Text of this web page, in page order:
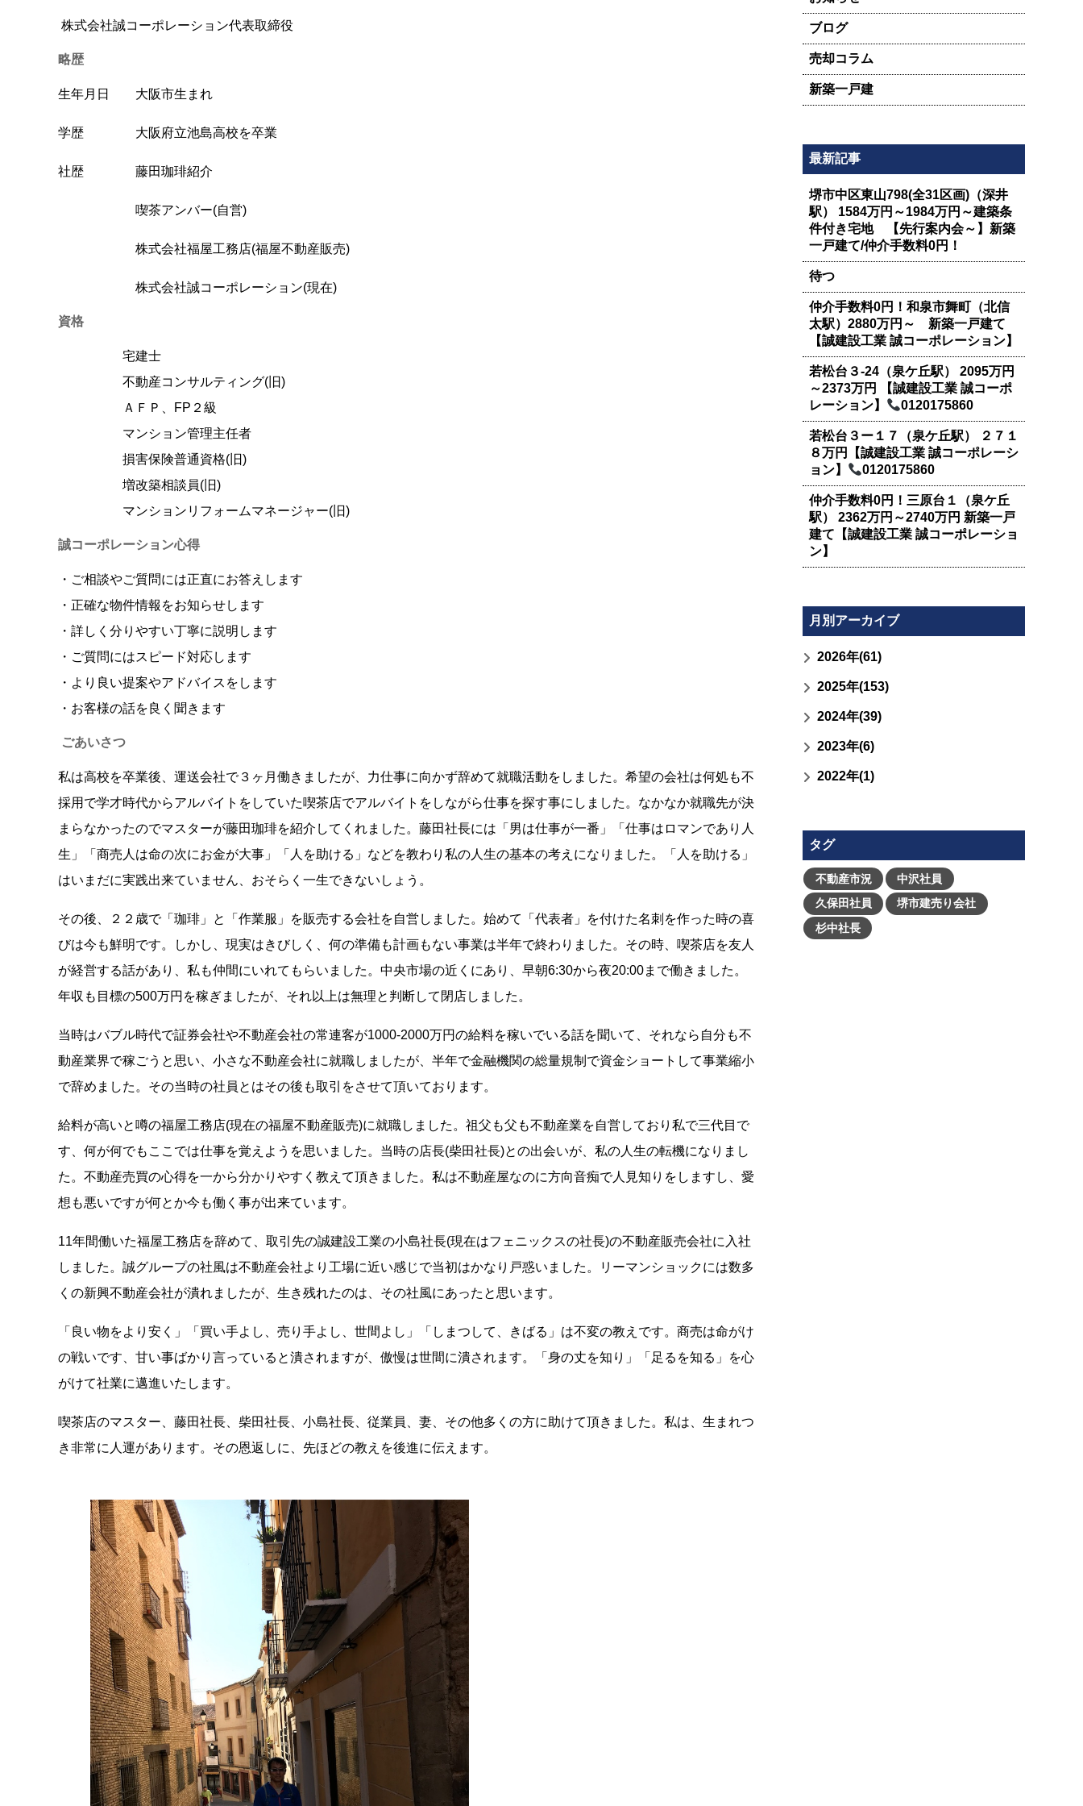
株式会社誠コーポレーション代表取締役
略歴
生年月日 大阪市生まれ
学歴 大阪府立池島高校を卒業
社歴 藤田珈琲紹介
喫茶アンバー(自営)
株式会社福屋工務店(福屋不動産販売)
株式会社誠コーポレーション(現在)
資格
宅建士
不動産コンサルティング(旧)
ＡＦＰ、FP２級
マンション管理主任者
損害保険普通資格(旧)
増改築相談員(旧)
マンションリフォームマネージャー(旧)
誠コーポレーション心得
・ご相談やご質問には正直にお答えします
・正確な物件情報をお知らせします
・詳しく分りやすい丁寧に説明します
・ご質問にはスピード対応します
・より良い提案やアドバイスをします
・お客様の話を良く聞きます
ごあいさつ
私は高校を卒業後、運送会社で３ヶ月働きましたが、力仕事に向かず辞めて就職活動をしました。希望の会社は何処も不
採用で学才時代からアルバイトをしていた喫茶店でアルバイトをしながら仕事を探す事にしました。なかなか就職先が決
まらなかったのでマスターが藤田珈琲を紹介してくれました。藤田社長には「男は仕事が一番」「仕事はロマンであり人
生」「商売人は命の次にお金が大事」「人を助ける」などを教わり私の人生の基本の考えになりました。「人を助ける」
はいまだに実践出来ていません、おそらく一生できないしょう。
その後、２２歳で「珈琲」と「作業服」を販売する会社を自営しました。始めて「代表者」を付けた名刺を作った時の喜
びは今も鮮明です。しかし、現実はきびしく、何の準備も計画もない事業は半年で終わりました。その時、喫茶店を友人
が経営する話があり、私も仲間にいれてもらいました。中央市場の近くにあり、早朝6:30から夜20:00まで働きました。
年収も目標の500万円を稼ぎましたが、それ以上は無理と判断して閉店しました。
当時はバブル時代で証券会社や不動産会社の常連客が1000-2000万円の給料を稼いでいる話を聞いて、それなら自分も不
動産業界で稼ごうと思い、小さな不動産会社に就職しましたが、半年で金融機関の総量規制で資金ショートして事業縮小
で辞めました。その当時の社員とはその後も取引をさせて頂いております。
給料が高いと噂の福屋工務店(現在の福屋不動産販売)に就職しました。祖父も父も不動産業を自営しており私で三代目で
す、何が何でもここでは仕事を覚えようを思いました。当時の店長(柴田社長)との出会いが、私の人生の転機になりまし
た。不動産売買の心得を一から分かりやすく教えて頂きました。私は不動産屋なのに方向音痴で人見知りをしますし、愛
想も悪いですが何とか今も働く事が出来ています。
11年間働いた福屋工務店を辞めて、取引先の誠建設工業の小島社長(現在はフェニックスの社長)の不動産販売会社に入社
しました。誠グループの社風は不動産会社より工場に近い感じで当初はかなり戸惑いました。リーマンショックには数多
くの新興不動産会社が潰れましたが、生き残れたのは、その社風にあったと思います。
「良い物をより安く」「買い手よし、売り手よし、世間よし」「しまつして、きばる」は不変の教えです。商売は命がけ
の戦いです、甘い事ばかり言っていると潰されますが、傲慢は世間に潰されます。「身の丈を知り」「足るを知る」を心
がけて社業に邁進いたします。
喫茶店のマスター、藤田社長、柴田社長、小島社長、従業員、妻、その他多くの方に助けて頂きました。私は、生まれつ
き非常に人運があります。その恩返しに、先ほどの教えを後進に伝えます。
ブログ
売却コラム
新築一戸建
最新記事
堺市中区東山798(全31区画)（深井
駅） 1584万円～1984万円～建築条
件付き宅地 【先行案内会～】新築
一戸建て/仲介手数料0円！
待つ
仲介手数料0円！和泉市舞町（北信
太駅）2880万円～ 新築一戸建て
【誠建設工業 誠コーポレーション】
若松台３-24（泉ケ丘駅） 2095万円
～2373万円 【誠建設工業 誠コーポ
レーション】
0120175860
若松台３ー１７（泉ケ丘駅） ２７１
８万円【誠建設工業 誠コーポレーシ
ョン】
0120175860
仲介手数料0円！三原台１（泉ケ丘
駅） 2362万円～2740万円 新築一戸
建て【誠建設工業 誠コーポレーショ
ン】
月別アーカイブ
2026年(61)
2025年(153)
2024年(39)
2023年(6)
2022年(1)
タグ
不動産市況
中沢社員
久保田社員
堺市建売り会社
杉中社長